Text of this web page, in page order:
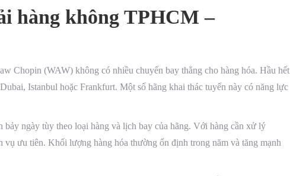
hàng không TPHCM –
Chopin (WAW) không có nhiều chuyến bay thẳng cho hàng hóa. Hầu hết
Istanbul hoặc Frankfurt. Một số hãng khai thác tuyến này có năng lực
ngày tùy theo loại hàng và lịch bay của hãng. Với hàng cần xử lý
ưu tiên. Khối lượng hàng hóa thường ổn định trong năm và tăng mạnh